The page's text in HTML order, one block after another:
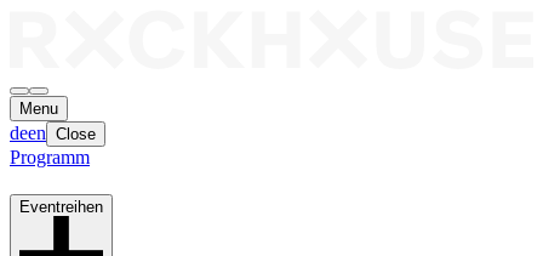
Menu
deen Close
Programm
Eventreihen